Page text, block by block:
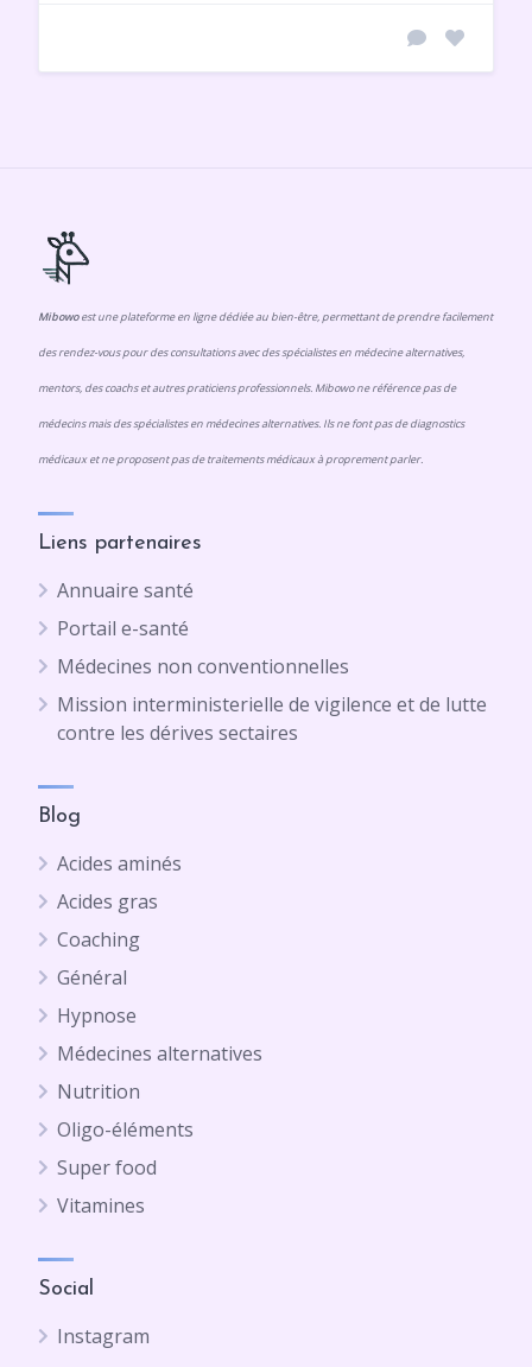
Mibowoest une plateforme en ligne dédiée au bien-être, permettant de prendre facilement
des rendez-vous pour des consultations avec des spécialistes en médecine alternatives,
mentors, des coachs et autres praticiens professionnels. Mibowo ne référence pas de
médecins mais des spécialistes en médecines alternatives. Ils ne font pas de diagnostics
médicaux et ne proposent pas de traitements médicaux à proprement parler.
Liens partenaires
Annuaire santé
Portail e-santé
Médecines non conventionnelles
Mission interministerielle de vigilence et de lutte
contre les dérives sectaires
Blog
Acides aminés
Acides gras
Coaching
Général
Hypnose
Médecines alternatives
Nutrition
Oligo-éléments
Super food
Vitamines
Social
Instagram